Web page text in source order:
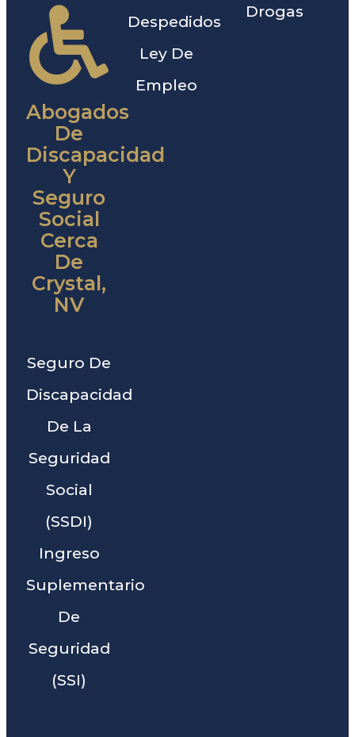
Abogados
De
Discapacidad
Y
Seguro
Social
Cerca
De
Crystal,
NV
Seguro De
Discapacidad
De La
Seguridad
Social
(SSDI)
Ingreso
Suplementario
De
Seguridad
(SSI)
Despedidos
Ley De
Empleo
Drogas